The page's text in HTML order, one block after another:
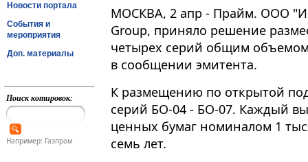
Новости портала
События и
мероприятия
Доп. материалы
Поиск котировок:
Например: Газпром
МОСКВА, 2 апр - Прайм. ООО
Group, приняло решение
четырех серий общим
в сообщении эмитента.
К размещению по открытой
серий БО-04 - БО-07. Каждый
ценных бумаг номиналом 1
семь лет.